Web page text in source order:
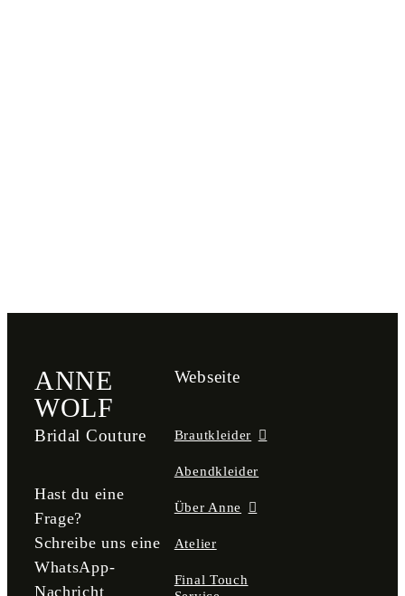
ANNE
WOLF
Bridal Couture
Hast du eine
Frage?
Schreibe uns eine
WhatsApp-
Nachricht
Webseite
Brautkleider
Abendkleider
Über Anne
Atelier
Final Touch